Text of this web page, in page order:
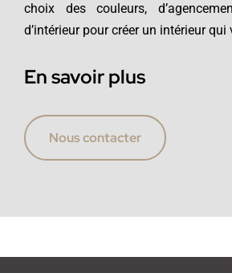
choix des couleurs,
d’intérieur pour créer un intérieur
En savoir plus
Nous contacter